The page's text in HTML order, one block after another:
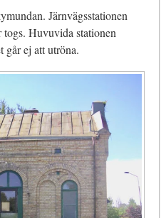
Järnvägsstationen
togs. Huvuvida stationen
går ej att utröna.